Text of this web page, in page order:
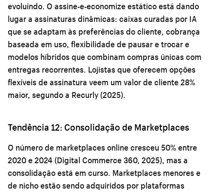
evoluindo. O assine-e-economize estático está dando
lugar a assinaturas dinâmicas: caixas curadas por IA
que se adaptam às preferências do cliente, cobrança
baseada em uso, flexibilidade de pausar e trocar e
modelos híbridos que combinam compras únicas com
entregas recorrentes. Lojistas que oferecem opções
flexíveis de assinatura veem um valor de cliente 28%
maior, segundo a Recurly (2025).
Tendência 12: Consolidação de Marketplaces
O número de marketplaces online cresceu 50% entre
2020 e 2024 (Digital Commerce 360, 2025), mas a
consolidação está em curso. Marketplaces menores e
de nicho estão sendo adquiridos por plataformas